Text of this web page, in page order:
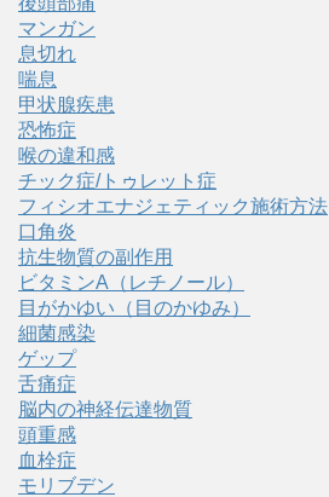
マンガン
息切れ
喘息
甲状腺疾患
恐怖症
喉の違和感
チック症/トゥレット症
フィシオエナジェティック施術方法
口角炎
抗生物質の副作用
ビタミンA（レチノール）
目がかゆい（目のかゆみ）
細菌感染
ゲップ
舌痛症
脳内の神経伝達物質
頭重感
血栓症
モリブデン